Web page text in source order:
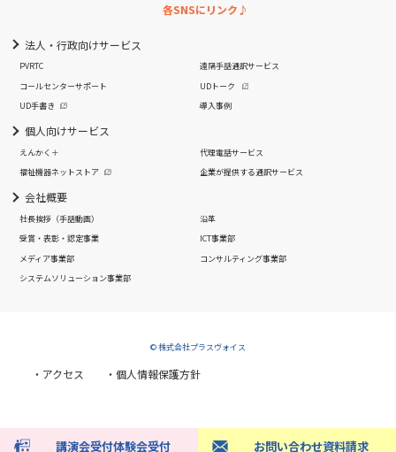
講演会受付体験会受付 お問い合わせ資料請求
各SNSにリンク♪
法人・行政向けサービス
PVRTC
遠隔手話通訳サービス
コールセンターサポート
UDトーク
UD手書き
導入事例
個人向けサービス
えんかく＋
代理電話サービス
福祉機器ネットストア
企業が提供する通訳サービス
会社概要
社長挨拶 （手話動画）
沿革
受賞・表彰・認定事業
ICT事業部
メディア事業部
コンサルティング事業部
システムソリューション事業部
© 株式会社プラスヴォイス
・アクセス ・個人情報保護方針